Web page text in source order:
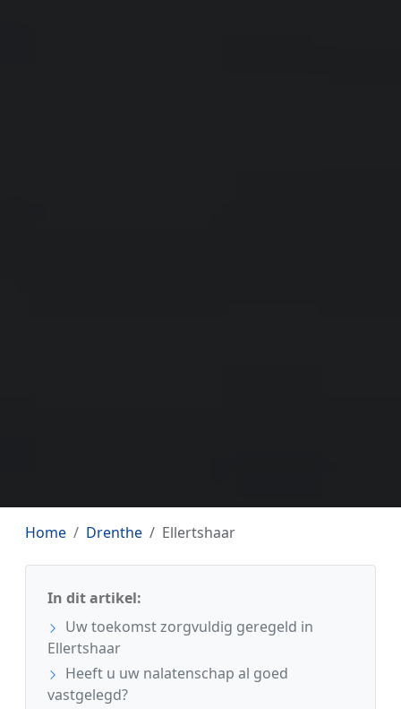
Home Drenthe Ellertshaar
In dit artikel:
Uw toekomst zorgvuldig geregeld in
Ellertshaar
Heeft u uw nalatenschap al goed
vastgelegd?